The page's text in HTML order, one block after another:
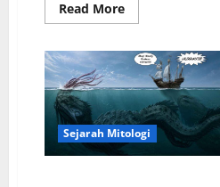
Read MoreRead
more
Mongol
dan
Jejak
Besarnya
yang
Mengubah
Sejarah
Dunia
Sejarah Mitologi